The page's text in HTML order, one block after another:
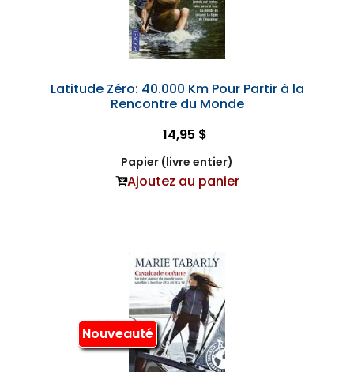
Latitude Zéro: 40.000 Km Pour Partir à la
Rencontre du Monde
14,95 $
Papier (livre entier)
Ajoutez au panier
Nouveauté